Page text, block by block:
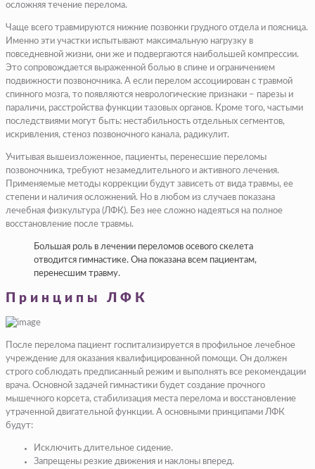
осложняя течение перелома.
Чаще всего травмируются нижние позвонки грудного отдела и поясница.
Именно эти участки испытывают максимальную нагрузку в
повседневной жизни, они же и подвергаются наибольшей компрессии.
Это сопровождается выраженной болью в спине и ограничением
подвижности позвоночника. А если перелом ассоциирован с травмой
спинного мозга, то появляются неврологические признаки – парезы и
параличи, расстройства функции тазовых органов. Кроме того, частыми
последствиями могут быть: нестабильность отдельных сегментов,
искривления, стеноз позвоночного канала, радикулит.
Учитывая вышеизложенное, пациенты, перенесшие переломы
позвоночника, требуют незамедлительного и активного лечения.
Применяемые методы коррекции будут зависеть от вида травмы, ее
степени и наличия осложнений. Но в любом из случаев показана
лечебная физкультура (ЛФК). Без нее сложно надеяться на полное
восстановление после травмы.
Большая роль в лечении переломов осевого скелета
отводится гимнастике. Она показана всем пациентам,
перенесшим травму.
Принципы ЛФК
После перелома пациент госпитализируется в профильное лечебное
учреждение для оказания квалифицированной помощи. Он должен
строго соблюдать предписанный режим и выполнять все рекомендации
врача. Основной задачей гимнастики будет создание прочного
мышечного корсета, стабилизация места перелома и восстановление
утраченной двигательной функции. А основными принципами ЛФК
будут:
Исключить длительное сидение.
Запрещены резкие движения и наклоны вперед.